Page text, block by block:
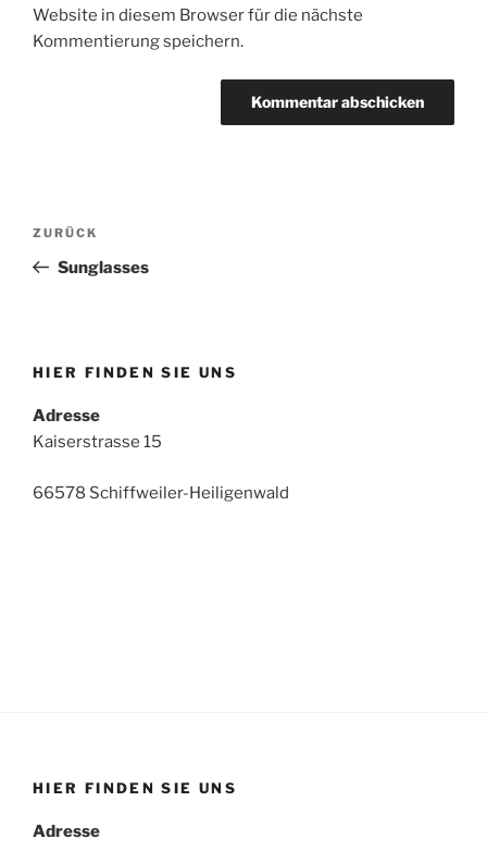
Website in diesem Browser für die nächste
Kommentierung speichern.
Beitrags-
Vorheriger
Beitrag
ZURÜCK
Sunglasses
HIER FINDEN SIE UNS
Adresse
Kaiserstrasse 15
66578 Schiffweiler-Heiligenwald
HIER FINDEN SIE UNS
Adresse